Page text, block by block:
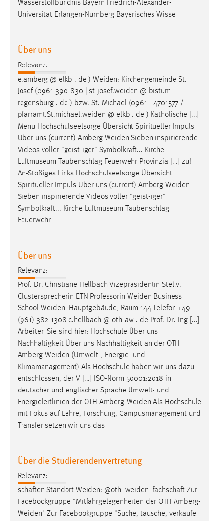
Wasserstoffbündnis Bayern Friedrich-Alexander-
Universität Erlangen-Nürnberg Bayerisches Wisse
Über uns
Relevanz:
e.amberg @ elkb . de ) Weiden: Kirchengemeinde St.
Josef (0961 390-830 | st-josef.weiden @ bistum-
regensburg . de ) bzw. St. Michael (0961 - 4701577 /
pfarramt.St.michael.weiden @ elkb . de ) Katholische [...]
Menü Hochschulseelsorge Übersicht Spiritueller Impuls
Über uns (current) Amberg Weiden Sieben inspirierende
Videos voller "geist-iger" Symbolkraft... Kirche
Luftmuseum Taubenschlag Feuerwehr Provinzia [...] zu!
An-Stößiges Links Hochschulseelsorge Übersicht
Spiritueller Impuls Über uns (current) Amberg Weiden
Sieben inspirierende Videos voller "geist-iger"
Symbolkraft... Kirche Luftmuseum Taubenschlag
Feuerwehr
Über uns
Relevanz:
Prof. Dr. Christiane Hellbach Vizepräsidentin Stellv.
Clustersprecherin ETN Professorin Weiden Business
School Weiden, Hauptgebäude, Raum 144 Telefon +49
(961) 382-1308 c.hellbach @ oth-aw . de Prof. Dr.-Ing [...]
Arbeiten Sie sind hier: Hochschule Über uns
Nachhaltigkeit Über uns Nachhaltigkeit an der OTH
Amberg-Weiden (Umwelt-, Energie- und
Klimamanagement) Als Hochschule haben wir uns dazu
entschlossen, der V [...] ISO-Norm 50001:2018 in
deutscher und englischer Sprache Umwelt- und
Energieleitlinien der OTH Amberg-Weiden Als Hochschule
mit Fokus auf Lehre, Forschung, Campusmanagement und
Transfer setzen wir uns das
Über die Studierendenvertretung
Relevanz:
schaften Standort Weiden: @oth_weiden_fachschaft Zur
Facebookgruppe "Mitfahrgelegenheiten der OTH Amberg-
Weiden" Zur Facebookgruppe "Suche, tausche, verkaufe